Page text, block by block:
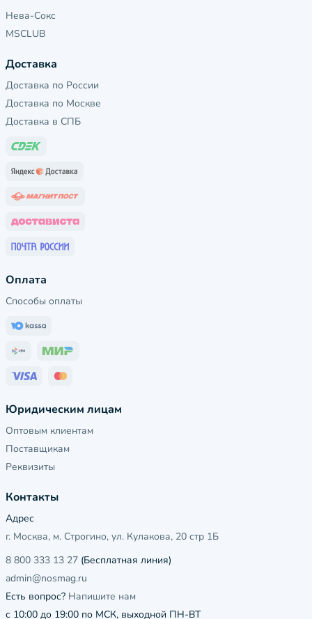
Нева-Сокс
MSCLUB
Доставка
Доставка по России
Доставка по Москве
Доставка в СПБ
Оплата
Способы оплаты
Юридическим лицам
Оптовым клиентам
Поставщикам
Реквизиты
Контакты
Адрес
г. Москва, м. Строгино, ул. Кулакова, 20 стр 1Б
8 800 333 13 27 (Бесплатная линия)
admin@nosmag.ru
Есть вопрос? Напишите нам
с 10:00 до 19:00 по МСК, выходной ПН-ВТ